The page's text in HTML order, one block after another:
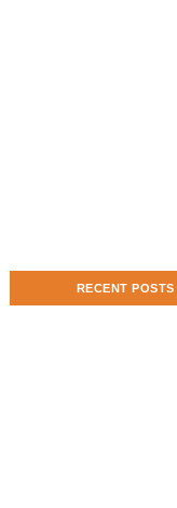
RECENT POSTS